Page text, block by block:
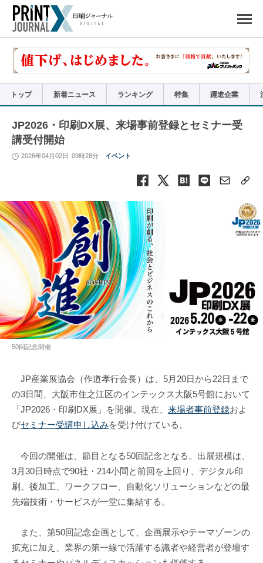
で
リ
トップ 新着ニュース ランキング 特集 躍進企業
JP2026・印刷DX展、来場事前登録とセミナー受
講受付開始
2026年04月02日 09時28分 イベント
50回記念開催
JP産業展協会（作道孝行会長）は、5月20日から22日まで
の3日間、大阪市住之江区のインテックス大阪5号館において
「JP2026・印刷DX展」を開催。現在、 来場者事前登録およ
びセミナー受講申し込みを受け付けている。
今回の開催は、節目となる50回記念となる。出展規模は、
3月30日時点で90社・214小間と前回を上回り、デジタル印
刷、後加工、ワークフロー、自動化ソリューションなどの最
先端技術・サービスが一堂に集結する。
また、第50回記念企画として、企画展示やテーマゾーンの
拡充に加え、業界の第一線で活躍する識者や経営者が登壇す